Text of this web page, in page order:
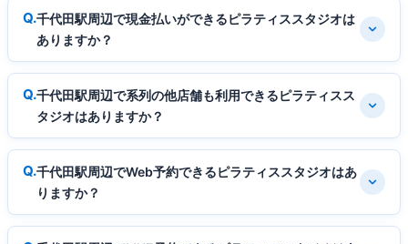
千代田駅周辺で現金払いができるピラティススタジオは
ありますか？
千代田駅周辺で系列の他店舗も利用できるピラティスス
タジオはありますか？
千代田駅周辺でWeb予約できるピラティススタジオはあ
りますか？